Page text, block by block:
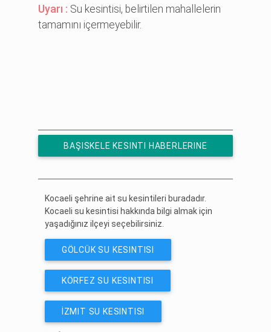
Uyarı : Su kesintisi, belirtilen mahallelerin
tamamını içermeyebilir.
BAŞISKELE KESINTI HABERLERINE
Kocaeli şehrine ait su kesintileri buradadır.
Kocaeli su kesintisi hakkında bilgi almak için
yaşadığınız ilçeyi seçebilirsiniz.
GÖLCÜK SU KESINTISI
KÖRFEZ SU KESINTISI
İZMIT SU KESINTISI